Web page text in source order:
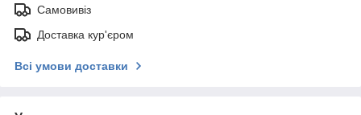
Самовивіз
Доставка кур'єром
Всі умови доставки